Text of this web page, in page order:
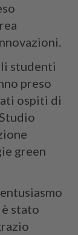
studenti
preso
ospiti di
green
stato